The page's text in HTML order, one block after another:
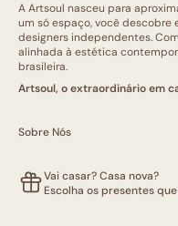
A Artsoul nasceu para
um só espaço, você
designers independentes.
alinhada à estética
brasileira.
Artsoul, o extraordinário em
Sobre Nós
Vai casar? Casa nova?
Escolha os presentes